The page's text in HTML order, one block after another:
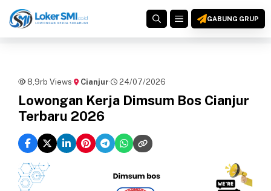
ke
MENUGABUNG GRUP
8,9rb Views· Cianjur· 24/07/2026
Lowongan Kerja Dimsum Bos Cianjur
Terbaru 2026